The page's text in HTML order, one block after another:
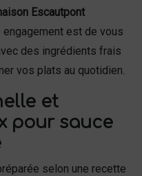
Escautpont
est de vous
des ingrédients frais
vos plats au quotidien.
et
pour sauce
selon une recette